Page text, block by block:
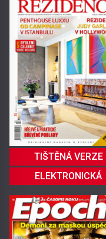
TIŠTĚNÁ VERZE
ELEKTRONICKÁ